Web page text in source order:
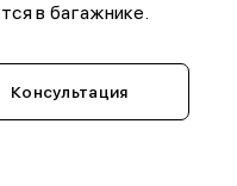
в багажнике.
Консультация